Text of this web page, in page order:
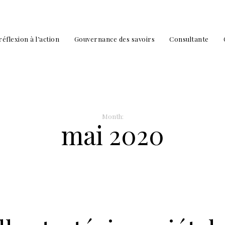
à l’action Gouvernance des savoirs Consultante
Month:
mai 2020